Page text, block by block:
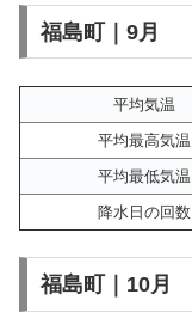
福島町｜9月
平均気温
平均最高気温
平均最低気温
降水日の回数
福島町｜10月